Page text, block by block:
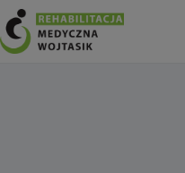
Przejdź
do
treści